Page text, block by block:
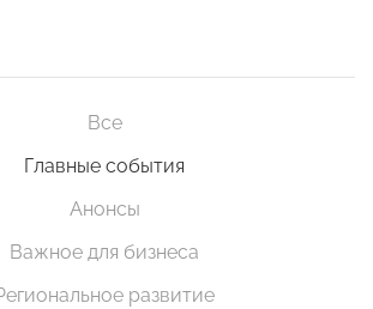
Все
Главные события
Анонсы
Важное для бизнеса
развитие